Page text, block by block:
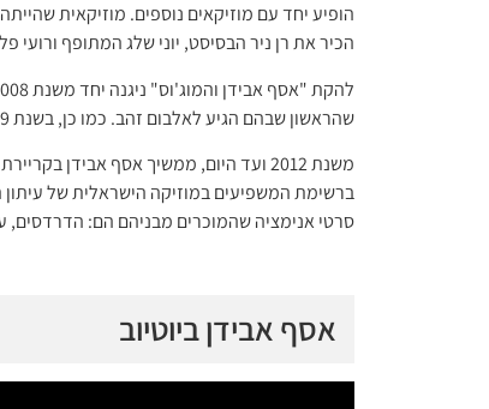
הופיע יחד עם מוזיקאים נוספים. מוזיקאית
הכיר את רן ניר הבסיסט, יוני שלג המתופף
שהראשון שבהם הגיע לאלבום זהב. כמו כן, בשנת 2009 זכה אבידן בפרס אקו"ם לתגלית השנה.
משנת 2012 ועד היום, ממשיך אסף אבידן
ברשימת המשפיעים במוזיקה הישראלית של
סרטי אנימציה שהמוכרים מבניהם הם: הדרדסים, עידן הקרח 4, יו יאנג יו
אסף אבידן ביוטיוב